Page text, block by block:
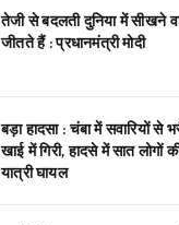
तेजी से बदलती दुनिया में सीखने
जीतते हैं : प्रधानमंत्री मोदी
बड़ा हादसा : चंबा में सवारियों से
खाई में गिरी, हादसे में सात लोगों
यात्री घायल